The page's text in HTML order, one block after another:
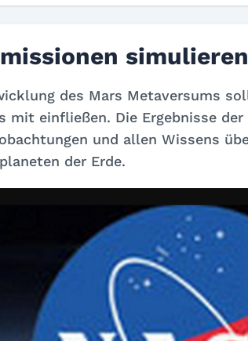
des Mars Metaversums
mit einfließen. Die Ergebnisse
und allen Wissens
der Erde.